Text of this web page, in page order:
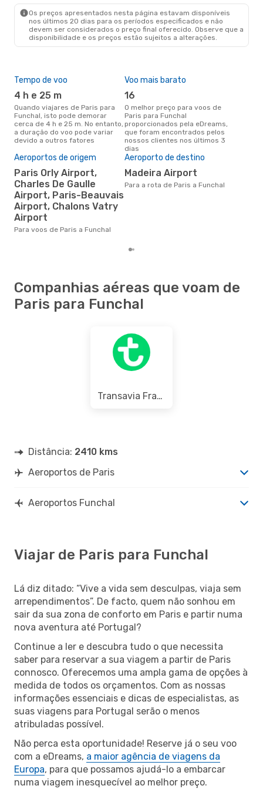
Os preços apresentados nesta página estavam disponíveis
nos últimos 20 dias para os períodos especificados e não
devem ser considerados o preço final oferecido. Observe que a
disponibilidade e os preços estão sujeitos a alterações.
Tempo de voo
4 h e 25 m
Quando viajares de Paris para
Funchal, isto pode demorar
cerca de 4 h e 25 m. No entanto,
a duração do voo pode variar
devido a outros fatores
Voo mais barato
16
O melhor preço para voos de
Paris para Funchal
proporcionados pela eDreams,
que foram encontrados pelos
nossos clientes nos últimos 3
dias
Aeroportos de origem
Paris Orly Airport,
Charles De Gaulle
Airport, Paris-Beauvais
Airport, Chalons Vatry
Airport
Para voos de Paris a Funchal
Aeroporto de destino
Madeira Airport
Para a rota de Paris a Funchal
Companhias aéreas que voam de
Paris para Funchal
Transavia France
Distância: 2410 kms
Aeroportos de Paris
Aeroportos Funchal
Viajar de Paris para Funchal
Lá diz ditado: “Vive a vida sem desculpas, viaja sem
arrependimentos”. De facto, quem não sonhou em
sair da sua zona de conforto em Paris e partir numa
nova aventura até Portugal?
Continue a ler e descubra tudo o que necessita
saber para reservar a sua viagem a partir de Paris
connosco. Oferecemos uma ampla gama de opções à
medida de todos os orçamentos. Com as nossas
informações essenciais e dicas de especialistas, as
suas viagens para Portugal serão o menos
atribuladas possível.
Não perca esta oportunidade! Reserve já o seu voo
com a eDreams, a maior agência de viagens da
Europa, para que possamos ajudá-lo a embarcar
numa viagem inesquecível ao melhor preço.